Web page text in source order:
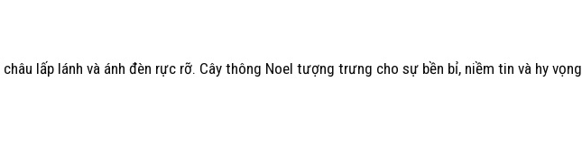
lấp lánh và ánh đèn rực rỡ. Cây thông Noel tượng trưng cho sự bền bỉ, niềm tin và hy vọng